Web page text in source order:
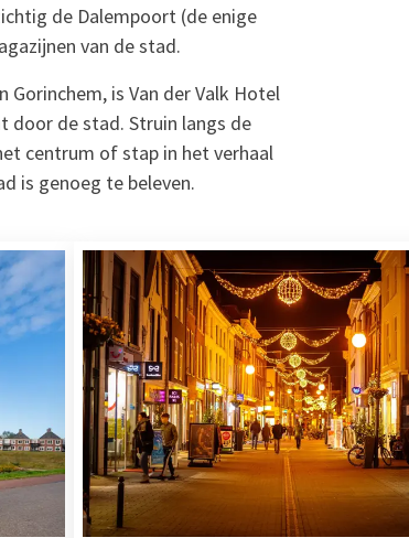
de Dalempoort (de enige
van de stad.
is Van der Valk Hotel
door de stad. Struin langs de
centrum of stap in het verhaal
is genoeg te beleven.